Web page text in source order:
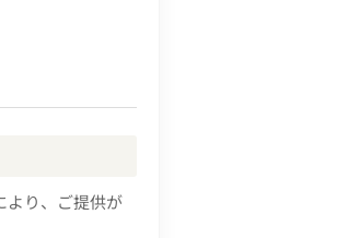
より、ご提供が